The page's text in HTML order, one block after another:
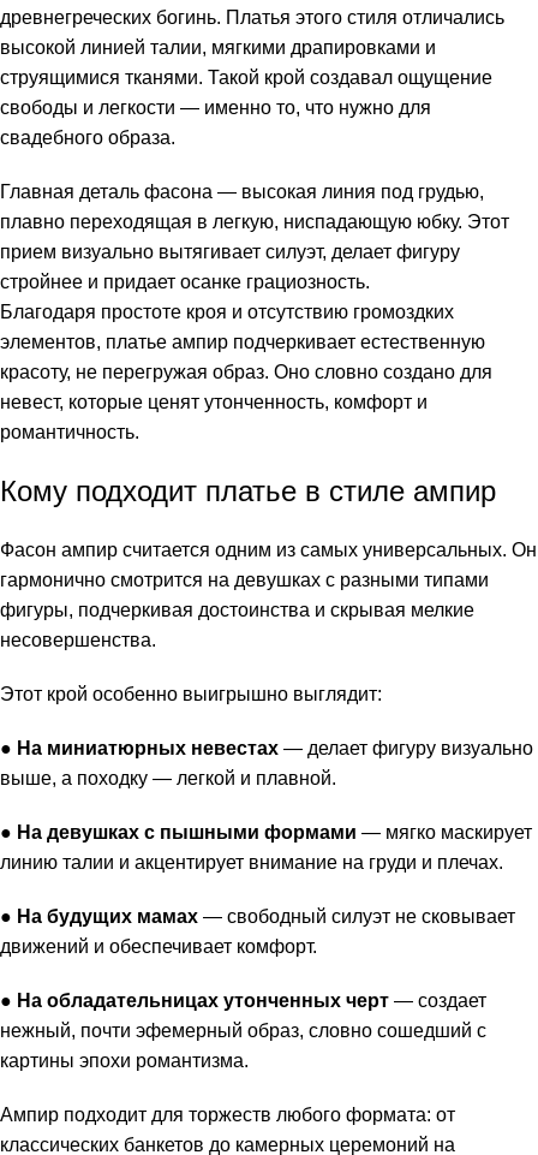
древнегреческих богинь. Платья этого стиля отличались
высокой линией талии, мягкими драпировками и
струящимися тканями. Такой крой создавал ощущение
свободы и легкости — именно то, что нужно для
свадебного образа.
Главная деталь фасона — высокая линия под грудью,
плавно переходящая в легкую, ниспадающую юбку. Этот
прием визуально вытягивает силуэт, делает фигуру
стройнее и придает осанке грациозность.
Благодаря простоте кроя и отсутствию громоздких
элементов, платье ампир подчеркивает естественную
красоту, не перегружая образ. Оно словно создано для
невест, которые ценят утонченность, комфорт и
романтичность.
Кому подходит платье в стиле ампир
Фасон ампир считается одним из самых универсальных. Он
гармонично смотрится на девушках с разными типами
фигуры, подчеркивая достоинства и скрывая мелкие
несовершенства.
Этот крой особенно выигрышно выглядит:
● На миниатюрных невестах — делает фигуру визуально
выше, а походку — легкой и плавной.
● На девушках с пышными формами — мягко маскирует
линию талии и акцентирует внимание на груди и плечах.
● На будущих мамах — свободный силуэт не сковывает
движений и обеспечивает комфорт.
● На обладательницах утонченных черт — создает
нежный, почти эфемерный образ, словно сошедший с
картины эпохи романтизма.
Ампир подходит для торжеств любого формата: от
классических банкетов до камерных церемоний на